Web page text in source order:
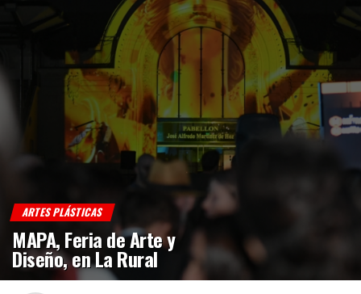
ARTES PLÁSTICAS
MAPA, Feria de Arte y
Diseño, en La Rural